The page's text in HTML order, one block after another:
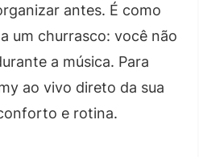
antes. É como
um churrasco: você não
a música. Para
ao vivo direto da sua
e rotina.